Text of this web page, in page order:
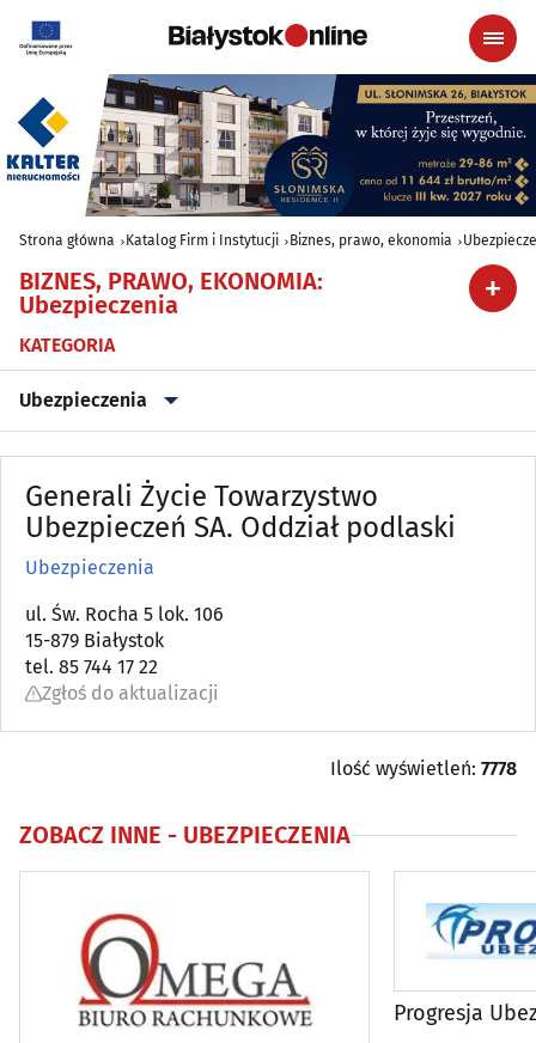
Strona główna Katalog Firm i Instytucji Biznes, prawo, ekonomia
BIZNES, PRAWO, EKONOMIA:
Ubezpieczenia
KATEGORIA
Ubezpieczenia
Adwokaci, Radcowie prawni(168)
Audytorskie usługi(17)
(97)
Bankomaty(120)
Brokerzy(22)
Doradztwo personalne(10)
Doradztwo prawne
Doradztwo rolnicze(7)
Generali Życie Towarzystwo
Ubezpieczeń SA. Oddział podlaski
Ubezpieczenia
ul. Św. Rocha 5 lok. 106
15-879 Białystok
tel. 85 744 17 22
Zgłoś do aktualizacji
Ilość wyświetleń: 7778
ZOBACZ INNE - UBEZPIECZENIA
Progresja